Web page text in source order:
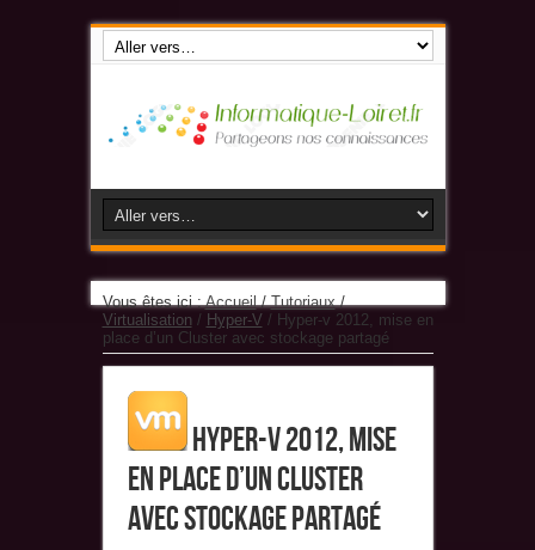
Vous êtes ici :Accueil/Tutoriaux/
Virtualisation / Hyper-V / Hyper-v 2012, mise en
place d’un Cluster avec stockage partagé
Hyper-v 2012, mise
en place d’un Cluster
avec stockage partagé